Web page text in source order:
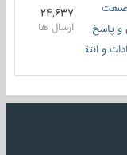
و انتقادات
24,637
ارسال ها